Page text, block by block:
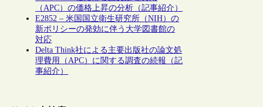
（APC）の価格上昇の分析（記事紹介）
E2852 – 米国国立衛生研究所（NIH）の
新ポリシーの発効に伴う大学図書館の
対応
Delta Think社による主要出版社の論文処
理費用（APC）に関する調査の続報（記
事紹介）